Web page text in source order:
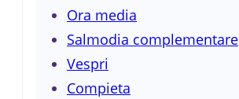
Ora media
Salmodia complementare
Vespri
Compieta